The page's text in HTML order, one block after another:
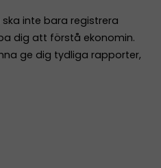
inte bara registrera
dig att förstå ekonomin.
ge dig tydliga rapporter,